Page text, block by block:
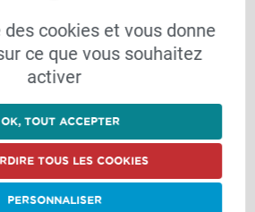
ou partielle, de ce site ou d'un ou
par quelque procédé que
expresse de CTH, est interdite, et
Code de la propriété intellectuelle.
images, textes,
autres documents accessibles sur
sont objets de droits de propriété
cookies et vous donne
ce que vous souhaitez
activer
TOUT ACCEPTER
TOUS LES COOKIES
PERSONNALISER